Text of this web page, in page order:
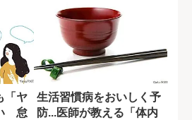
「ヤ
怠
生活習慣病をおいしく予
防...医師が教える「体内